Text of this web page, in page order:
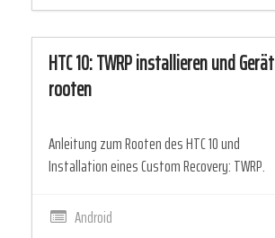
HTC 10: TWRP installieren und Gerät
rooten
Anleitung zum Rooten des HTC 10 und
Installation eines Custom Recovery: TWRP.
Android